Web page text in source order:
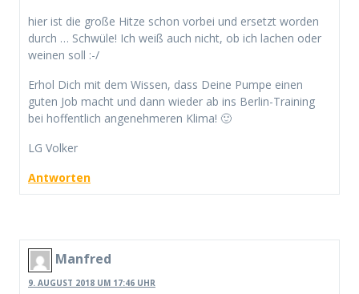
hier ist die große Hitze schon vorbei und ersetzt worden
durch … Schwüle! Ich weiß auch nicht, ob ich lachen oder
weinen soll :-/
Erhol Dich mit dem Wissen, dass Deine Pumpe einen
guten Job macht und dann wieder ab ins Berlin-Training
bei hoffentlich angenehmeren Klima! 🙂
LG Volker
Antworten
Manfred
9. AUGUST 2018 UM 17:46 UHR